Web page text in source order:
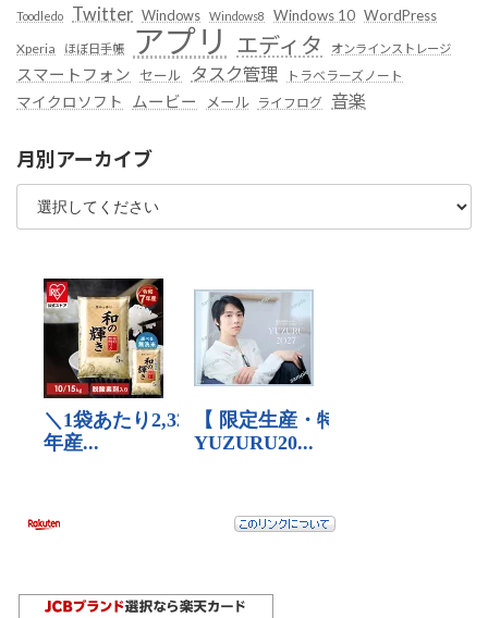
Toodledo Twitter Windows Windows8 Windows 10 WordPress
Xperia ほぼ日手帳 アプリ エディタ オンラインストレージ
スマートフォン セール タスク管理 トラベラーズノート
マイクロソフト ムービー メール ライフログ 音楽
月別アーカイブ